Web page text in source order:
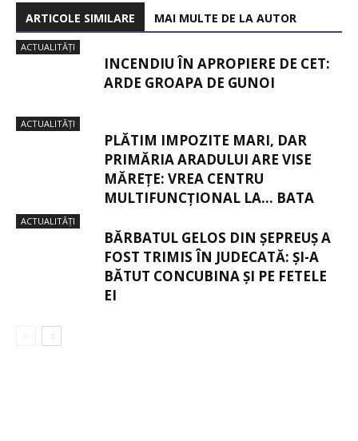
ARTICOLE SIMILARE MAI MULTE DE LA AUTOR
ACTUALITĂȚI
INCENDIU ÎN APROPIERE DE CET:
ARDE GROAPA DE GUNOI
ACTUALITĂȚI
PLĂTIM IMPOZITE MARI, DAR
PRIMĂRIA ARADULUI ARE VISE
MĂREȚE: VREA CENTRU
MULTIFUNCȚIONAL LA… BATA
ACTUALITĂȚI
BĂRBATUL GELOS DIN ȘEPREUȘ A
FOST TRIMIS ÎN JUDECATĂ: ȘI-A
BĂTUT CONCUBINA ȘI PE FETELE
EI